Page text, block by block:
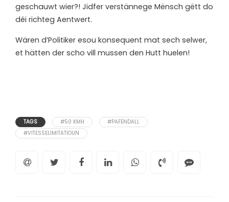
geschauwt wier?! Jidfer verstännege Mënsch gëtt do
déi richteg Aentwert.
Wären d’Politiker esou konsequent mat sech selwer,
et hätten der scho vill mussen den Hutt huelen!
TAGS #50 KMH
#PAFENDALL
#VITESSELIMITATIOUN